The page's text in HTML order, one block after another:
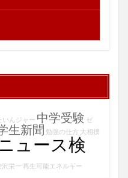
いんジャー 中学受験 ゼ
生新聞 勉強の仕方 大相撲
ュース検
沢栄一 再生可能エネルギー